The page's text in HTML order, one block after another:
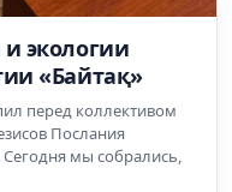
экологии
«Байтақ»
перед коллективом
Послания
мы собрались,